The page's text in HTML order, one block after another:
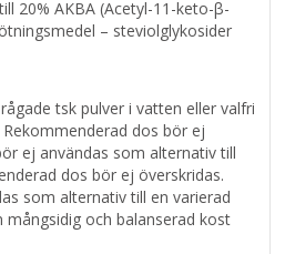
20% AKBA (Acetyl-11-keto-β-
– steviolglykosider
tsk pulver i vatten eller valfri
dos bör ej
ej användas som alternativ till
dos bör ej överskridas.
som alternativ till en varierad
och balanserad kost